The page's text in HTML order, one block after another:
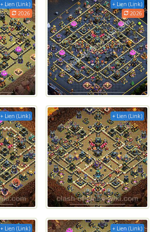
+ Lien (Link)
2026
+ Lien (Link)
2026
+ Lien (Link) + Lien (Link)
+ Lien (Link)
+ Lien (Link)